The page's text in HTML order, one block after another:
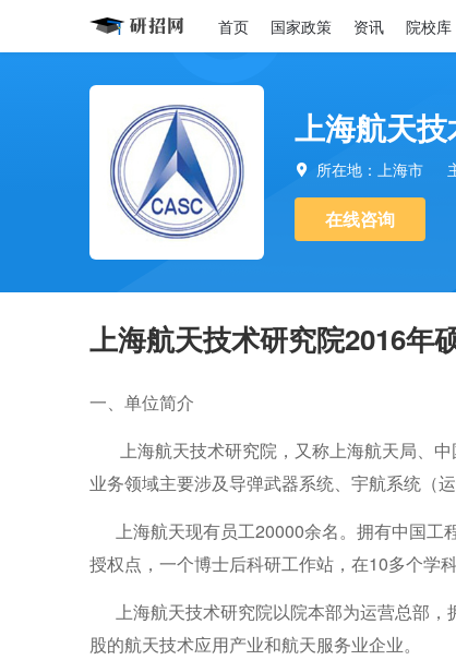
首页 国家政策 资讯 院校库
上海航天
 所在地：上海市
在线咨询
上海航天技术研究院2016年
一、单位简介
上海航天技术研究院，又称上海航天局、中
业务领域主要涉及导弹武器系统、宇航系统（
上海航天现有员工20000余名。拥有中国工
授权点，一个博士后科研工作站，在10多个学
上海航天技术研究院以院本部为运营总部，
股的航天技术应用产业和航天服务业企业。